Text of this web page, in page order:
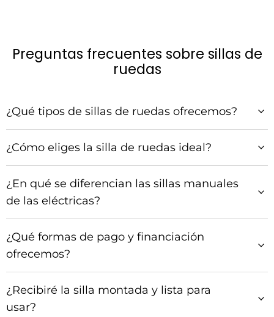
Preguntas frecuentes sobre sillas de
ruedas
¿Qué tipos de sillas de ruedas ofrecemos?
¿Cómo eliges la silla de ruedas ideal?
¿En qué se diferencian las sillas manuales
de las eléctricas?
¿Qué formas de pago y financiación
ofrecemos?
¿Recibiré la silla montada y lista para
usar?